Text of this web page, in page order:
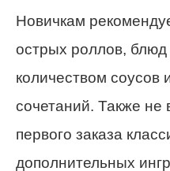
Новичкам
острых роллов,
количеством соусов
сочетаний. Также не
первого заказа
дополнительных